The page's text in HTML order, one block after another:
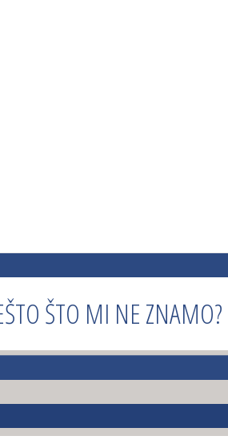
ŠTO MI NE ZNAMO?